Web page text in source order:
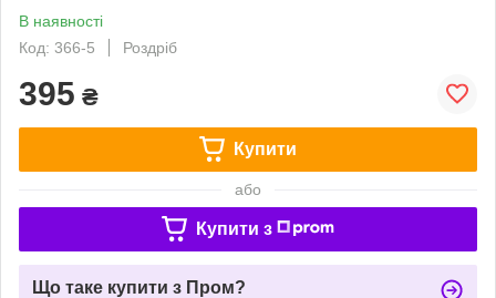
В наявності
Код: 366-5
Роздріб
395 ₴
Купити
або
Купити з
Що таке купити з Пром?